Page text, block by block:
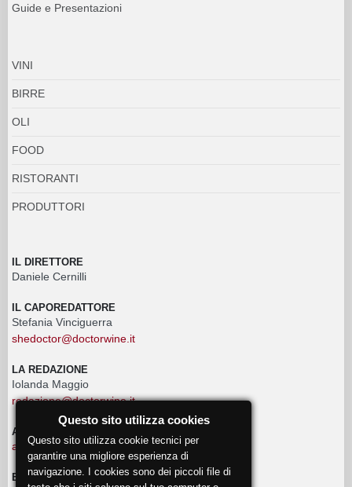
Guide e Presentazioni
VINI
BIRRE
OLI
FOOD
RISTORANTI
PRODUTTORI
IL DIRETTORE
Daniele Cernilli
IL CAPOREDATTORE
Stefania Vinciguerra
shedoctor@doctorwine.it
LA REDAZIONE
Iolanda Maggio
redazione@doctorwine.it
ADVERTISING
advertising@doctorwine.it
EVENTI
Questo sito utilizza cookies
Questo sito utilizza cookie tecnici per
garantire una migliore esperienza di
navigazione. I cookies sono dei piccoli file di